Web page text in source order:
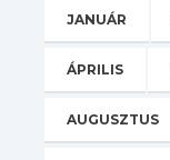
JANUÁR
ÁPRILIS
AUGUSZTUS